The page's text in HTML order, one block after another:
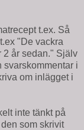
t.ex. Så
"De vackra
2 år sedan." Själv
svarskommentar i
om inlägget i
inte tänkt på
som skrivit